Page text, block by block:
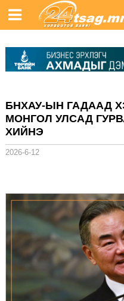
БНХАУ-ЫН ГАДААД
МОНГОЛ УЛСАД
ХИЙНЭ
2026-6-12